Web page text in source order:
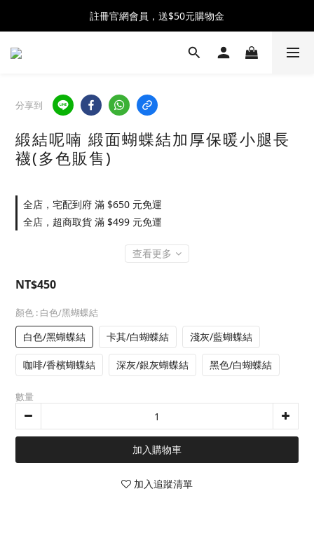
全館消費滿$2300 贈 ♡ 奶油泡芙化妝包 ♡
註冊官網會員，送$50元購物金
全館消費滿$2300 贈 ♡ 奶油泡芙化妝包 ♡
分享到
緞結呢喃 緞面蝴蝶結加厚保暖小腿長
襪(多色販售)
全店，宅配到府 滿 $650 元免運
全店，超商取貨 滿 $499 元免運
查看更多
NT$450
顏色 : 白色/黑蝴蝶結
白色/黑蝴蝶結 卡其/白蝴蝶結 淺灰/藍蝴蝶結
咖啡/香檳蝴蝶結 深灰/銀灰蝴蝶結 黑色/白蝴蝶結
數量
加入購物車
加入追蹤清單